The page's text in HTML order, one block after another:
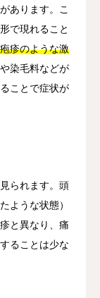
あります。こ
で現れること
疹のような激
染毛料などが
ことで症状が
られます。頭
ような状態）
と異なり、痛
ることは少な